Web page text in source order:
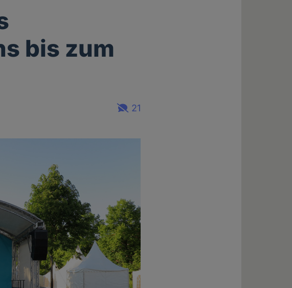
bis zum
21